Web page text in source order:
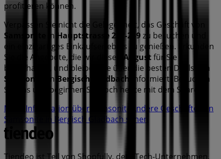
profitieren können.
Verpassen Sie nicht die Gelegenheit, das Geschäft von
Samsonite
in Hauptstrasse 257-259zu besuchen und
ein einzigartiges Einkaufserlebnis zu genießen. Erkunden
Sie die Angebote, die wir diesen
Augustfür Sie
bereithalten, und bleiben Sie über die besten Deals von
Samsonite
in Bergisch Gladbach
informiert. Besuchen
Sie uns und beginnen Sie noch heute mit dem Sparen!
Mehr Information über Samsonite
Andere Geschäfte von
Samsonite in Bergisch Gladbach sehen
Tiendeo ist Teil von Shopfully, dem Tech-Unternehmen,